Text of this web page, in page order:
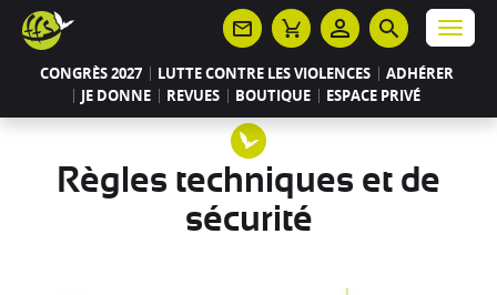
CONGRÈS 2027 LUTTE CONTRE LES VIOLENCES
ADHÉRER
JE DONNE
REVUES BOUTIQUE ESPACE PRIVÉ
Menu
Règles techniques et de
sécurité
Panneau de gestion des cookies